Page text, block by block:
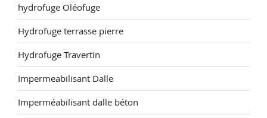
hydrofuge Oléofuge
Hydrofuge terrasse pierre
Hydrofuge Travertin
Impermeabilisant Dalle
Imperméabilisant dalle béton